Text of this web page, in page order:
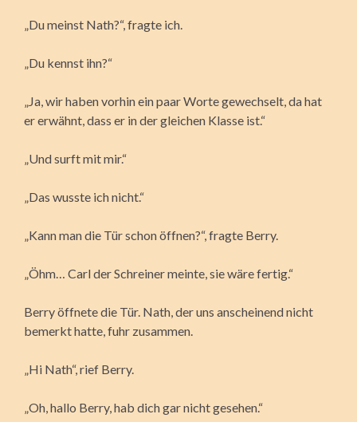
„Du meinst Nath?“, fragte ich.
„Du kennst ihn?“
„Ja, wir haben vorhin ein paar Worte gewechselt, da hat
er erwähnt, dass er in der gleichen Klasse ist.“
„Und surft mit mir.“
„Das wusste ich nicht.“
„Kann man die Tür schon öffnen?“, fragte Berry.
„Öhm… Carl der Schreiner meinte, sie wäre fertig.“
Berry öffnete die Tür. Nath, der uns anscheinend nicht
bemerkt hatte, fuhr zusammen.
„Hi Nath“, rief Berry.
„Oh, hallo Berry, hab dich gar nicht gesehen.“